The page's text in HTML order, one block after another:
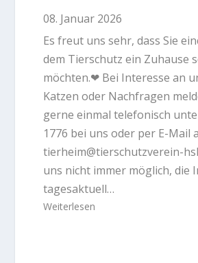
08. Januar 2026
Es freut uns sehr, dass Sie
dem Tierschutz ein Zuhause
möchten.❤ Bei Interesse an
Katzen oder Nachfragen
gerne einmal telefonisch
1776 bei uns oder per E-Mail
tierheim@tierschutzverein-
uns nicht immer möglich, die
tagesaktuell…
Weiterlesen